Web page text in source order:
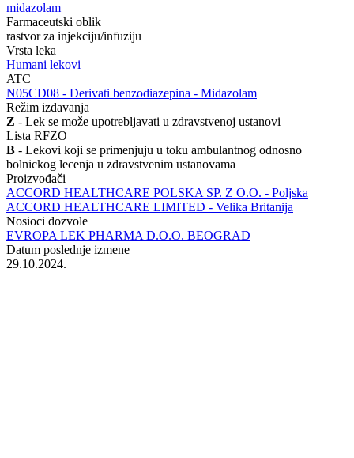
midazolam
Farmaceutski oblik
rastvor za injekciju/infuziju
Vrsta leka
Humani lekovi
ATC
‍N05CD08 - Derivati benzodiazepina - Midazolam
Režim izdavanja
Z - Lek se može upotrebljavati u zdravstvenoj ustanovi
Lista RFZO
B - Lekovi koji se primenjuju u toku ambulantnog odnosno
bolnickog lecenja u zdravstvenim ustanovama
Proizvođači
ACCORD HEALTHCARE POLSKA SP. Z O.O. - Poljska
ACCORD HEALTHCARE LIMITED - Velika Britanija
Nosioci dozvole
EVROPA LEK PHARMA D.O.O. BEOGRAD
Datum poslednje izmene
29.10.2024.